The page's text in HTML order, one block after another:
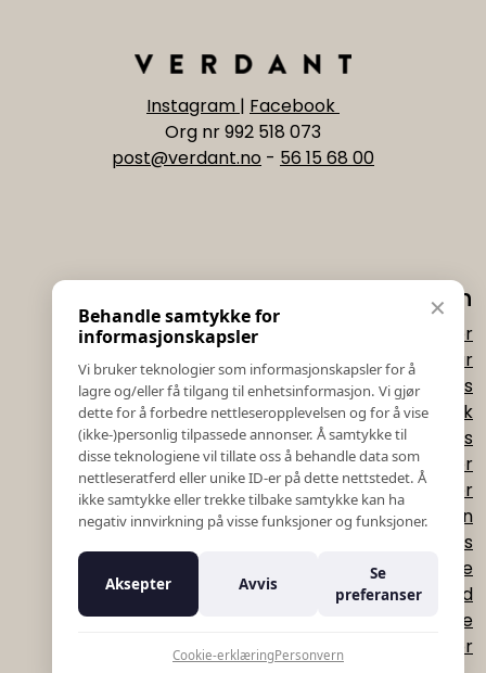
Instagram | Facebook
Org nr 992 518 073
post@verdant.no - 56 15 68 00
Informasjon
Salgs & Leveringsbetingelser
Registrer reklamasjon eller retur
Kontakt Oss
Bildebank
Følg Oss
Prislister
Etiske Retningslinjer
Åpenhetsloven
Om oss
Ansatte
Varsling om kritikkverdige forhold
For forretningsutviklere
K18 Kurkalkulator
✕
Behandle samtykke for
informasjonskapsler
Vi bruker teknologier som informasjonskapsler for å
lagre og/eller få tilgang til enhetsinformasjon. Vi gjør
dette for å forbedre nettleseropplevelsen og for å vise
(ikke-)personlig tilpassede annonser. Å samtykke til
disse teknologiene vil tillate oss å behandle data som
nettleseratferd eller unike ID-er på dette nettstedet. Å
ikke samtykke eller trekke tilbake samtykke kan ha
negativ innvirkning på visse funksjoner og funksjoner.
Aksepter Avvis
Se
preferanser
Cookie-erklæringPersonvern
Meld deg på vårt
Her får du
E-post